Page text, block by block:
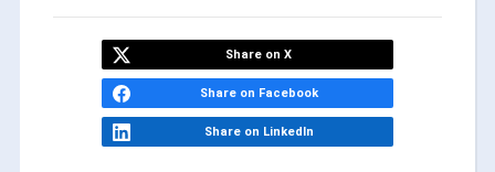
Share on X
Share on Facebook
Share on LinkedIn